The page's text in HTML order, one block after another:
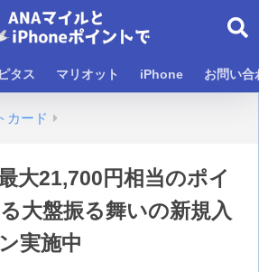
タス マリオット iPhone お問い合
カード
大21,700円相当のポイ
大盤振る舞いの新規入
実施中